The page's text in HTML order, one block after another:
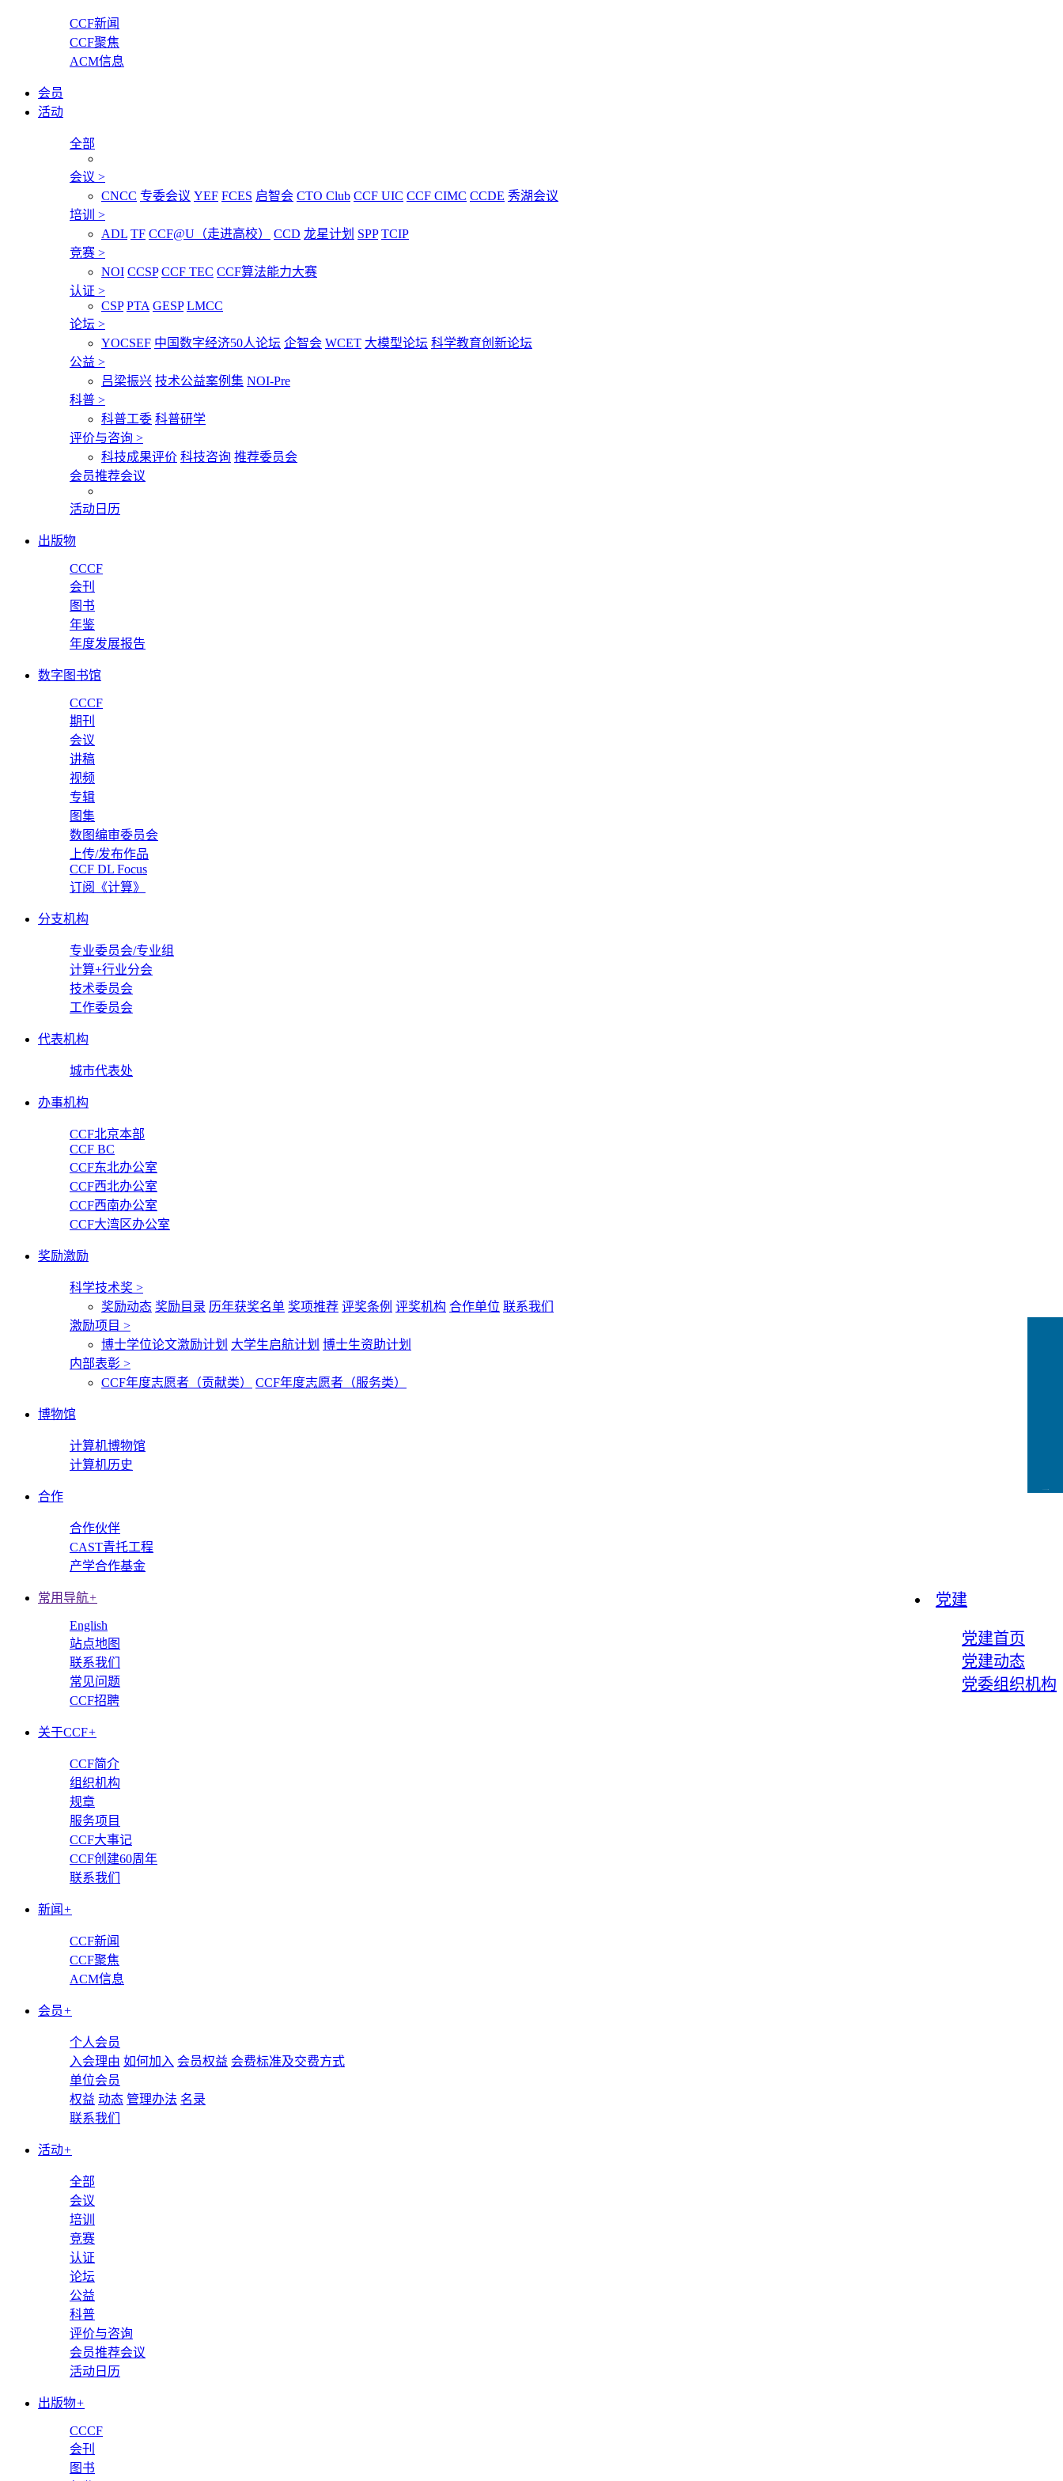
CCF新闻
CCF聚焦
ACM信息
会员
活动
全部
会议 >
CNCC 专委会议 YEF FCES 启智会 CTO Club CCF UIC CCF CIMC CCDE 秀湖会议
培训 >
ADL TF CCF@U（走进高校） CCD 龙星计划 SPP TCIP
竞赛 >
NOI CCSP CCF TEC CCF算法能力大赛
认证 >
CSP PTA GESP LMCC
论坛 >
YOCSEF 中国数字经济50人论坛 企智会 WCET 大模型论坛 科学教育创新论坛
公益 >
吕梁振兴 技术公益案例集 NOI-Pre
科普 >
科普工委 科普研学
评价与咨询 >
科技成果评价 科技咨询 推荐委员会
会员推荐会议
活动日历
出版物
CCCF
会刊
图书
年鉴
年度发展报告
数字图书馆
CCCF
期刊
会议
讲稿
视频
专辑
图集
数图编审委员会
上传/发布作品
CCF DL Focus
订阅《计算》
分支机构
专业委员会/专业组
计算+行业分会
技术委员会
工作委员会
代表机构
城市代表处
办事机构
CCF北京本部
CCF BC
CCF东北办公室
CCF西北办公室
CCF西南办公室
CCF大湾区办公室
奖励激励
科学技术奖 >
奖励动态 奖励目录 历年获奖名单 奖项推荐 评奖条例 评奖机构 合作单位 联系我们
激励项目 >
博士学位论文激励计划 大学生启航计划 博士生资助计划
内部表彰 >
CCF年度志愿者（贡献类）
CCF年度志愿者（服务类）
博物馆
计算机博物馆
计算机历史
合作
合作伙伴
CAST青托工程
产学合作基金
党建
党建首页
党建动态
党委组织机构
常用导航+
English
站点地图
联系我们
常见问题
CCF招聘
关于CCF+
CCF简介
组织机构
规章
服务项目
CCF大事记
CCF创建60周年
联系我们
新闻 +
CCF新闻
CCF聚焦
ACM信息
会员+
个人会员
入会理由 如何加入 会员权益 会费标准及交费方式
单位会员
权益 动态 管理办法 名录
联系我们
活动+
全部
会议
培训
竞赛
认证
论坛
公益
科普
评价与咨询
会员推荐会议
活动日历
出版物+
CCCF
会刊
图书